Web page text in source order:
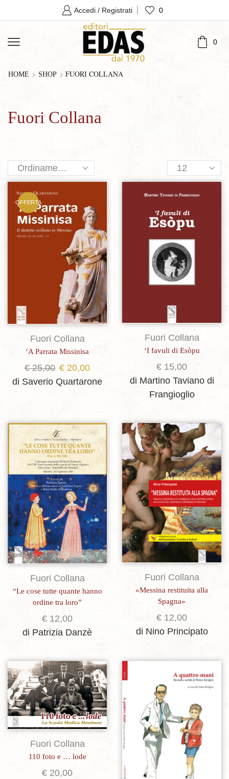
Accedi / Registrati 0
0
HOME SHOP FUORI COLLANA
Fuori Collana
Products
per
page
OFFERTA
Aggiungi alla lista dei desideri
Fuori Collana
‘A Parrata Missinisa
€25,00 Il
prezzo
€ 25,00.
€ 20,00Il
prezzo
€ 20,00.
di Saverio Quartarone
Aggiungi alla lista dei desideri
Fuori Collana
‘I favuli di Esòpu
€ 15,00
di Martino Taviano di
Frangioglio
Aggiungi alla lista dei desideri
Fuori Collana
“Le cose tutte quante hanno
ordine tra loro”
€ 12,00
di Patrizia Danzè
Aggiungi alla lista dei desideri
Fuori Collana
«Messina restituita alla
Spagna»
€ 12,00
di Nino Principato
Aggiungi alla lista dei desideri
Fuori Collana
110 foto e … lode
€ 20,00
Aggiungi alla lista dei desideri